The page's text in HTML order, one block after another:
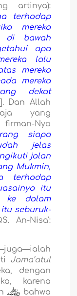
artinya):
terhadap
mereka
di bawah
apa
lalu
mereka
mereka
dekat
Dan Allah
yang
Nya
siapa
jelas
jalan
Mukmin,
terhadap
itu
ke dalam
seburuk-
An-Nisa':
Jama’atul
dengan
karena
bahwa